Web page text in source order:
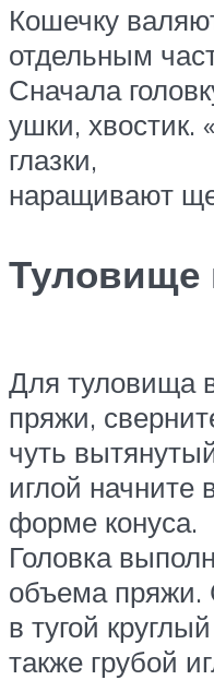
Кошечку
отдельным
Сначала
ушки, хвостик.
глазки,
наращивают
Туловище
Для туловища
пряжи,
чуть
иглой начните
форме конуса.
Головка
объема пряжи.
в тугой
также грубой